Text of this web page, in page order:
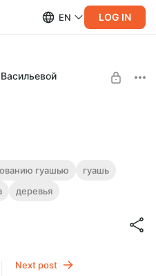
EN LOG IN
Мячино.
гуашью
урока - 43
гуашью
гуашь
деревья
Next post